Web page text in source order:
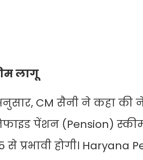
लागू
CM सैनी ने कहा
पेंशन (Pension)
प्रभावी होगी। Haryana